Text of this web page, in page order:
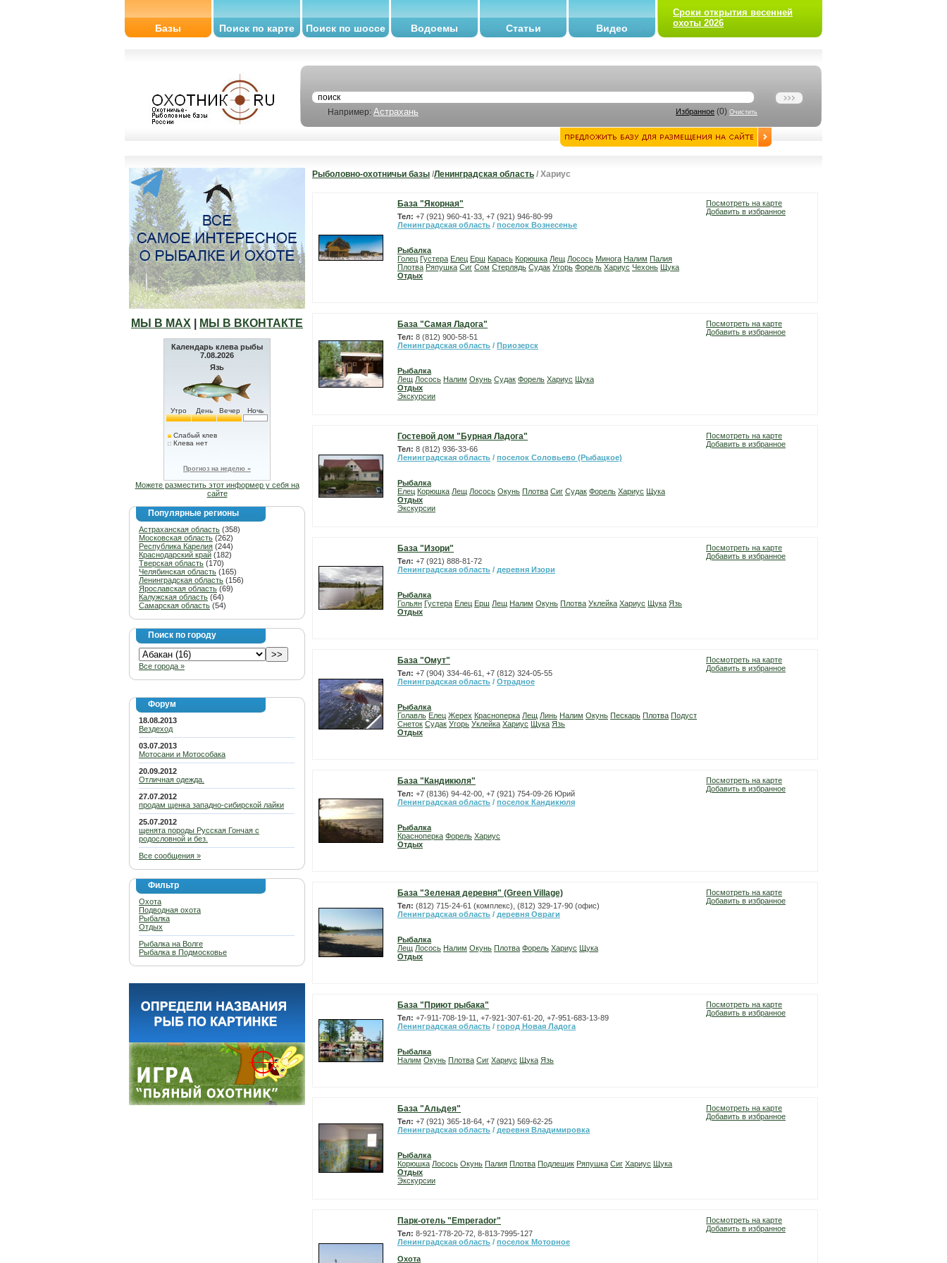
Базы Поиск по карте Поиск по шоссе Водоемы Статьи Видео
Сроки открытия весенней
охоты 2026
Например: Астрахань Избранное (0) Очистить
МЫ В МАХ МЫ В ВКОНТАКТЕ
Календарь клева рыбы
7.08.2026
Язь
Утро День Вечер Ночь
Слабый клев
Клева нет
Прогноз на неделю »
Можете разместить этот информер у себя на
сайте
Популярные регионы
Астраханская область (358)
Московская область (262)
Республика Карелия (244)
Краснодарский край (182)
Тверская область (170)
Челябинская область (165)
Ленинградская область (156)
Ярославская область (69)
Калужская область (64)
Самарская область (54)
Поиск по городу
Все города »
Форум
18.08.2013
Вездеход
03.07.2013
Мотосани и Мотособака
20.09.2012
Отличная одежда.
27.07.2012
продам щенка западно-сибирской лайки
25.07.2012
щенята породы Русская Гончая с
родословной и без.
Все сообщения »
Фильтр
Охота
Подводная охота
Рыбалка
Отдых
Рыбалка на Волге
Рыбалка в Подмосковье
Рыболовно-охотничьи базы /Ленинградская область / Хариус
База "Якорная"
Тел: +7 (921) 960-41-33, +7 (921) 946-80-99
Ленинградская область / поселок Вознесенье
Рыбалка
Голец Густера Елец Ерш Карась Корюшка Лещ Лосось Минога Налим Палия
Плотва Ряпушка Сиг Сом Стерлядь Судак Угорь Форель Хариус Чехонь Щука
Отдых
Посмотреть на карте
Добавить в избранное
База "Самая Ладога"
Тел: 8 (812) 900-58-51
Ленинградская область / Приозерск
Рыбалка
Лещ Лосось Налим Окунь Судак Форель Хариус Щука
Отдых
Экскурсии
Посмотреть на карте
Добавить в избранное
Гостевой дом "Бурная Ладога"
Тел: 8 (812) 936-33-66
Ленинградская область / поселок Соловьево (Рыбацкое)
Рыбалка
Елец Корюшка Лещ Лосось Окунь Плотва Сиг Судак Форель Хариус Щука
Отдых
Экскурсии
Посмотреть на карте
Добавить в избранное
База "Изори"
Тел: +7 (921) 888-81-72
Ленинградская область / деревня Изори
Рыбалка
Гольян Густера Елец Ерш Лещ Налим Окунь Плотва Уклейка Хариус Щука Язь
Отдых
Посмотреть на карте
Добавить в избранное
База "Омут"
Тел: +7 (904) 334-46-61, +7 (812) 324-05-55
Ленинградская область / Отрадное
Рыбалка
Голавль Елец Жерех Красноперка Лещ Линь Налим Окунь Пескарь Плотва Подуст
Снеток Судак Угорь Уклейка Хариус Щука Язь
Отдых
Посмотреть на карте
Добавить в избранное
База "Кандикюля"
Тел: +7 (8136) 94-42-00, +7 (921) 754-09-26 Юрий
Ленинградская область / поселок Кандикюля
Рыбалка
Красноперка Форель Хариус
Отдых
Посмотреть на карте
Добавить в избранное
База "Зеленая деревня" (Green Village)
Тел: (812) 715-24-61 (комплекс), (812) 329-17-90 (офис)
Ленинградская область / деревня Овраги
Рыбалка
Лещ Лосось Налим Окунь Плотва Форель Хариус Щука
Отдых
Посмотреть на карте
Добавить в избранное
База "Приют рыбака"
Тел: +7-911-708-19-11, +7-921-307-61-20, +7-951-683-13-89
Ленинградская область / город Новая Ладога
Рыбалка
Налим Окунь Плотва Сиг Хариус Щука Язь
Посмотреть на карте
Добавить в избранное
База "Альдея"
Тел: +7 (921) 365-18-64, +7 (921) 569-62-25
Ленинградская область / деревня Владимировка
Рыбалка
Корюшка Лосось Окунь Палия Плотва Подлещик Ряпушка Сиг Хариус Щука
Отдых
Экскурсии
Посмотреть на карте
Добавить в избранное
Парк-отель "Emperador"
Тел: 8-921-778-20-72, 8-813-7995-127
Ленинградская область / поселок Моторное
Охота
Посмотреть на карте
Добавить в избранное